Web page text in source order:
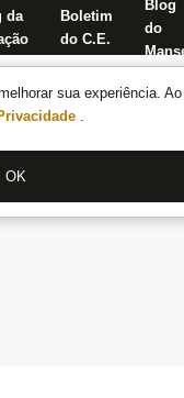
sua experiência.
.
OK
da
Boletim
do C.E.
Blog
do